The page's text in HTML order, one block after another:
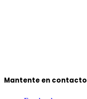
Mantente en contacto